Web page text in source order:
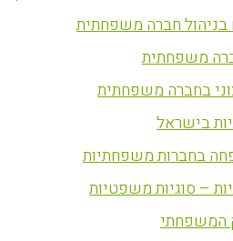
חברה משפחתית
משפחתית
בחברה משפחתית
בישראל
בחברות משפחתיות
– סוגיות משפטיות
המשפחתי